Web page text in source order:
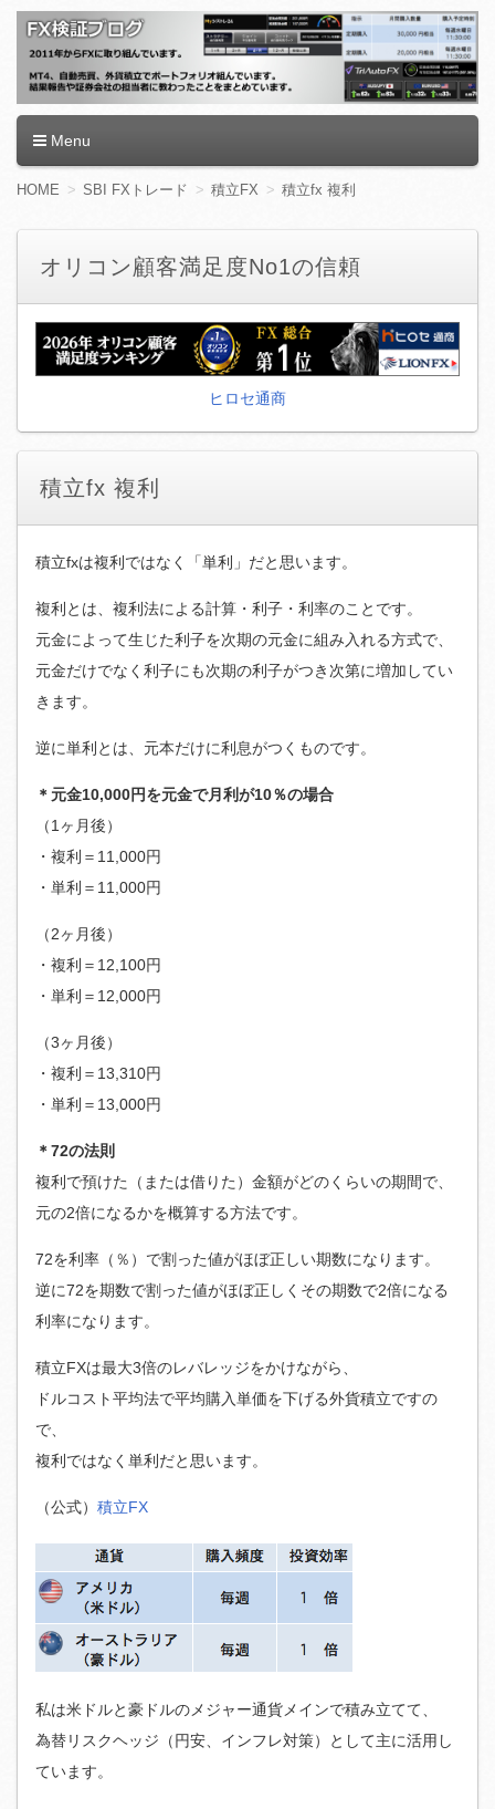
FX検証ブログ
Menu
コ
ツ
動
HOME SBI FXトレード 積立FX 積立fx 複利
オリコン顧客満足度No1の信頼
ヒロセ通商
積立fx 複利
積立fxは複利ではなく「単利」だと思います。
複利とは、複利法による計算・利子・利率のことです。
元金によって生じた利子を次期の元金に組み入れる方式で、
元金だけでなく利子にも次期の利子がつき次第に増加してい
きます。
逆に単利とは、元本だけに利息がつくものです。
＊元金10,000円を元金で月利が10％の場合
（1ヶ月後）
・複利＝11,000円
・単利＝11,000円
（2ヶ月後）
・複利＝12,100円
・単利＝12,000円
（3ヶ月後）
・複利＝13,310円
・単利＝13,000円
＊72の法則
複利で預けた（または借りた）金額がどのくらいの期間で、
元の2倍になるかを概算する方法です。
72を利率（％）で割った値がほぼ正しい期数になります。
逆に72を期数で割った値がほぼ正しくその期数で2倍になる
利率になります。
積立FXは最大3倍のレバレッジをかけながら、
ドルコスト平均法で平均購入単価を下げる外貨積立ですの
で、
複利ではなく単利だと思います。
（公式） 積立FX
私は米ドルと豪ドルのメジャー通貨メインで積み立てて、
為替リスクヘッジ（円安、インフレ対策）として主に活用し
ています。